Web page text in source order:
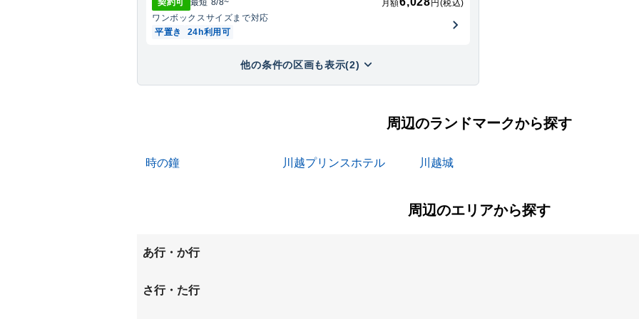
契約可 最短 8/8~ 月額
円(税込)
ワンボックスサイズまで対応
平置き
24h利用可
他の条件の区画も表示(2)
周辺のランドマークから探す
時の鐘 川越プリンスホテル 川越城
周辺のエリアから探す
あ行・か行
旭町
さ行・た行